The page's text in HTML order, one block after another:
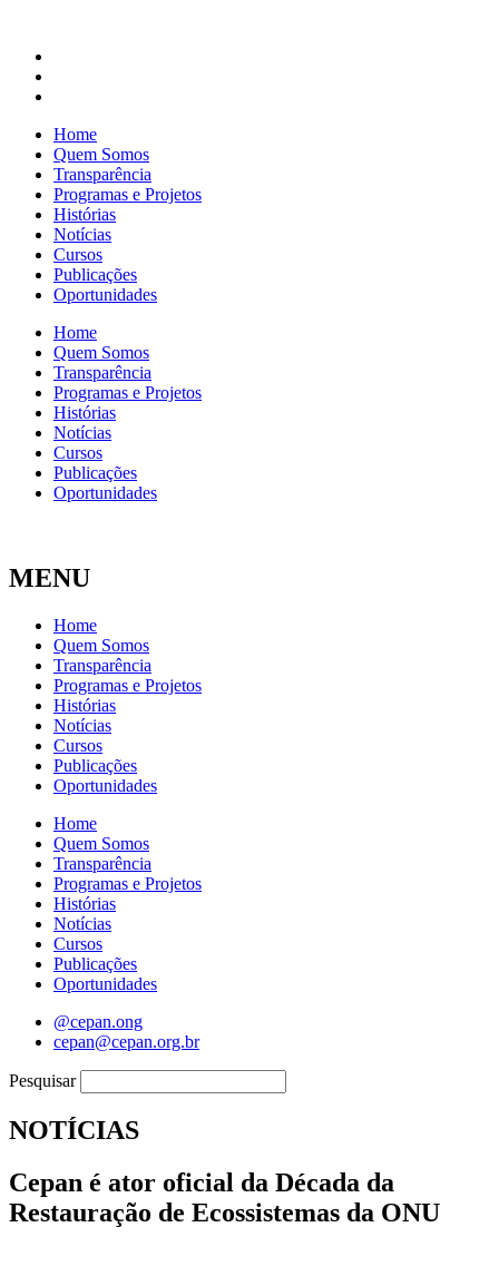
Home
Quem Somos
Transparência
Programas e Projetos
Histórias
Notícias
Cursos
Publicações
Oportunidades
Home
Quem Somos
Transparência
Programas e Projetos
Histórias
Notícias
Cursos
Publicações
Oportunidades
MENU
Home
Quem Somos
Transparência
Programas e Projetos
Histórias
Notícias
Cursos
Publicações
Oportunidades
Home
Quem Somos
Transparência
Programas e Projetos
Histórias
Notícias
Cursos
Publicações
Oportunidades
@cepan.ong
cepan@cepan.org.br
Pesquisar
NOTÍCIAS
Cepan é ator oficial da Década da
Restauração de Ecossistemas da ONU